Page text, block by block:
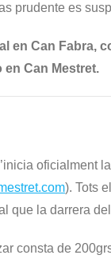
prudente es
en Can Fabra,
en Can Mestret.
oficialment
). Tots
que la darrera
consta de